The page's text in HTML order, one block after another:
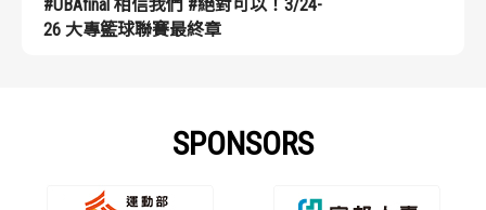
#UBAfinal 相信我們 #絕對可以！3/24-
26 大專籃球聯賽最終章
SPONSORS